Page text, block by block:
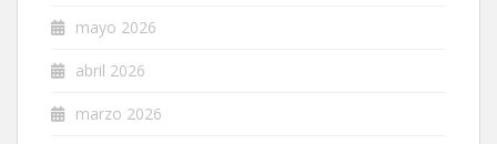
mayo 2026
abril 2026
marzo 2026